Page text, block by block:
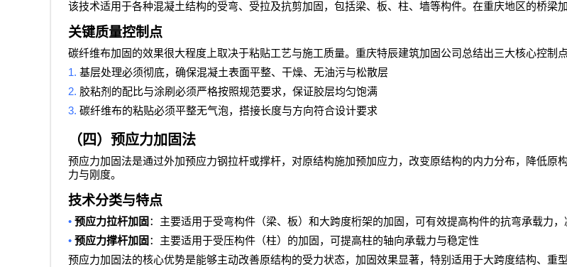
该技术适用于各种混凝土结构的受弯、受拉及抗剪加固，包括梁、板、柱、墙等构件。在重庆地区的桥梁
关键质量控制点
碳纤维布加固的效果很大程度上取决于粘贴工艺与施工质量。重庆特辰建筑加固公司总结出三大核心控制点
1. 基层处理必须彻底，确保混凝土表面平整、干燥、无油污与松散层
2. 胶粘剂的配比与涂刷必须严格按照规范要求，保证胶层均匀饱满
3. 碳纤维布的粘贴必须平整无气泡，搭接长度与方向符合设计要求
（四）预应力加固法
预应力加固法是通过外加预应力钢拉杆或撑杆，对原结构施加预加应力，改变原结构的内力分布，降低原
力与刚度。
技术分类与特点
• 预应力拉杆加固 ：主要适用于受弯构件（梁、板）和大跨度桁架的加固，可有效提高构件的抗弯承载力，
• 预应力撑杆加固 ：主要适用于受压构件（柱）的加固，可提高柱的轴向承载力与稳定性
预应力加固法的核心优势是能够主动改善原结构的受力状态，加固效果显著，特别适用于大跨度结构、重